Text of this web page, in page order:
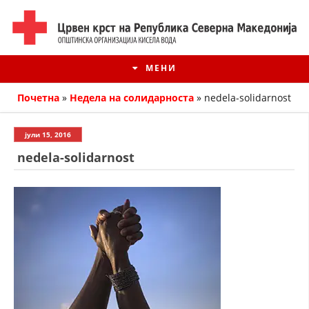
МЕНИ
ИСТОРИЈАТ НА ЦКРМ
ИСТОРИЈАТ НА ДВИЖЕЊЕТО
Почетна » Недела на солидарноста » nedela-solidarnost
јули 15, 2016
nedela-solidarnost